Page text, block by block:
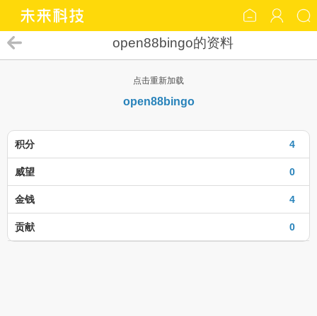
open88bingo的资料
点击重新加载
open88bingo
4
积分
0
威望
4
金钱
0
贡献